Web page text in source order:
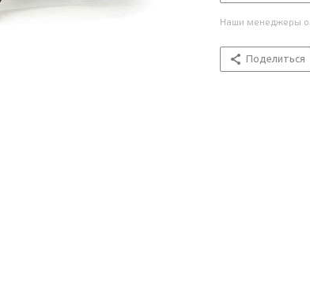
Наши менеджеры
Поделиться